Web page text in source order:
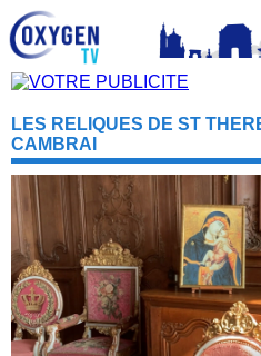
LES RELIQUES DE ST
CAMBRAI